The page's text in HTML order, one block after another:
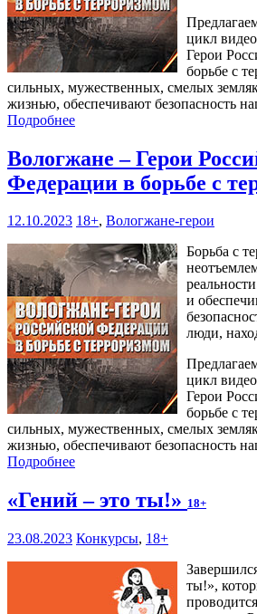
цикл
Герои
борьбе с
сильных, мужественных, смелых
жизнью, обеспечивают безопасность
Подробнее
Вологжане – Герои
Федерации в борьбе с
12.10.2023 18+, Вологжане-герои
Борьба с
и
люди,
цикл
Герои
борьбе с
сильных, мужественных, смелых
жизнью, обеспечивают безопасность
Подробнее
«Гений – это ты!» 18+
23.08.2023 Конкурсы, 18+
ты!»,